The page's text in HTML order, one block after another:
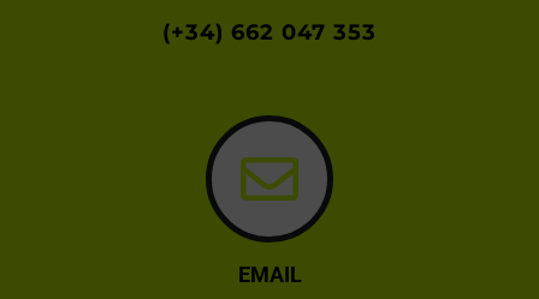
(+34) 662 047 353
EMAIL